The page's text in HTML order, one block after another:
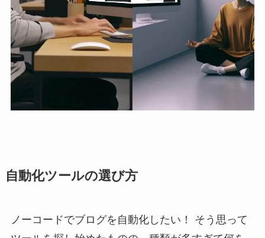
自動化ツールの選び方
ノーコードでブログを自動化したい！ そう思って